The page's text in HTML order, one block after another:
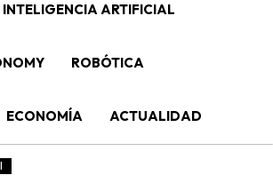
INTELIGENCIA ARTIFICIAL
ROBÓTICA
ECONOMÍA ACTUALIDAD